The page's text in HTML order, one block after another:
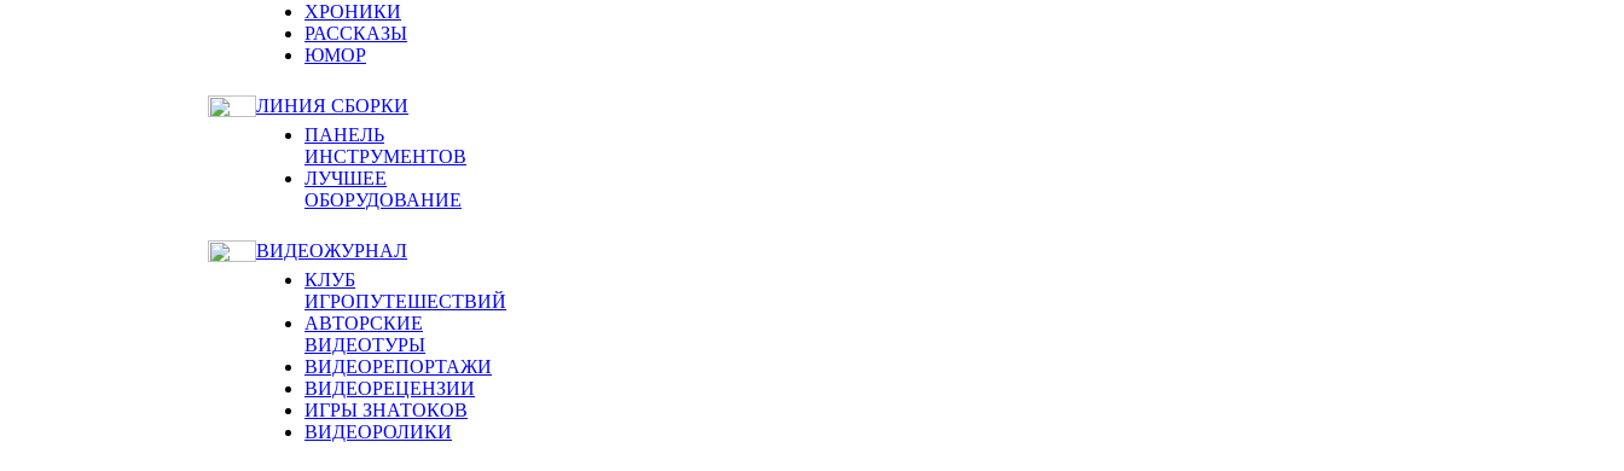
ХРОНИКИ
РАССКАЗЫ
ЮМОР
ЛИНИЯ СБОРКИ
ПАНЕЛЬ
ИНСТРУМЕНТОВ
ЛУЧШЕЕ
ОБОРУДОВАНИЕ
ВИДЕОЖУРНАЛ
КЛУБ
ИГРОПУТЕШЕСТВИЙ
АВТОРСКИЕ
ВИДЕОТУРЫ
ВИДЕОРЕПОРТАЖИ
ВИДЕОРЕЦЕНЗИИ
ИГРЫ ЗНАТОКОВ
ВИДЕОРОЛИКИ